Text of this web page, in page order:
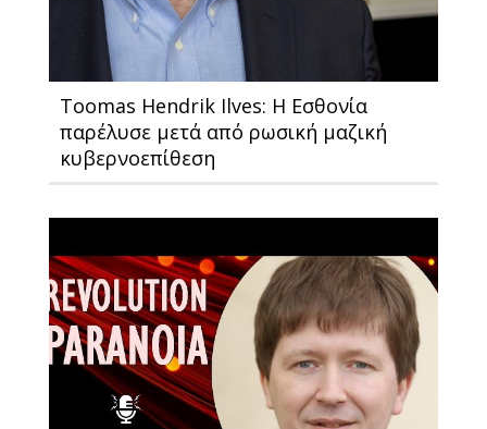
Toomas Hendrik Ilves: Η Εσθονία
παρέλυσε μετά από ρωσική μαζική
κυβερνοεπίθεση